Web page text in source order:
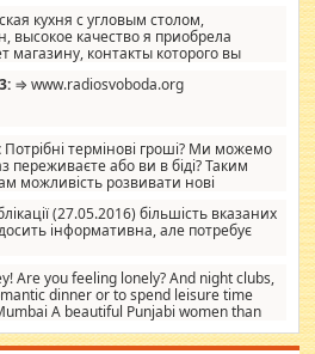
креативненько и что главное -
ненужных наворотов удорожающих
фактор.
кухня с угловым столом,
высокое качество я приобрела
магазину, контакты которого вы
⇒ www.radiosvoboda.org
Потрібні термінові гроші? Ми можемо
переживаєте або ви в біді? Таким
можливість розвивати нові
дати їм шанс. Кожен
і, оскільки влада не зможе, вони
Для нас нема багато суми, і зрілість
сум і нічого іншого. Не чекайте і не
суму, яку ви хочете подати, і ми
варіантами. зв'яжіться з нами
Вам потрібні термінові
(27.05.2016) більшість вказаних
інформативна, але потребує
Are you feeling lonely? And night clubs,
dinner or to spend leisure time
A beautiful Punjabi women than
that you guys feel like 5 star luxury
their search for loved solitaire free